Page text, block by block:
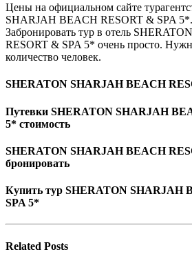
Цены на официальном сайте
SHARJAH BEACH RESORT & SPA 5*.
Забронировать тур в отель
RESORT & SPA 5* очень просто.
количество человек.
SHERATON SHARJAH BEACH
Путевки SHERATON SHARJAH
5* стоимость
SHERATON SHARJAH BEACH
бронировать
Купить тур SHERATON SHARJAH
SPA 5*
Related Posts